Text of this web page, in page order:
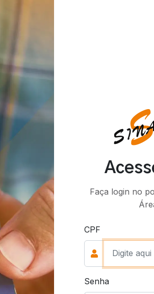
Faça login no
CPF
Senha